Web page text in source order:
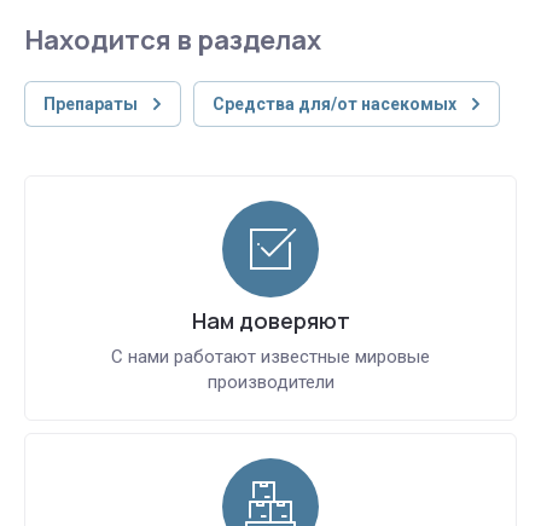
Находится в разделах
Препараты Средства для/от насекомых
Нам доверяют
С нами работают известные мировые
производители